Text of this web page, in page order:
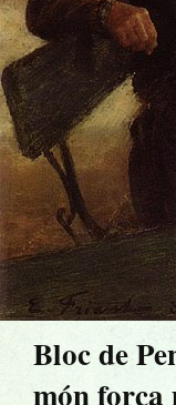
Bloc de
món força